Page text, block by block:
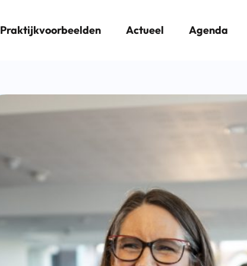
Praktijkvoorbeelden Actueel Agenda